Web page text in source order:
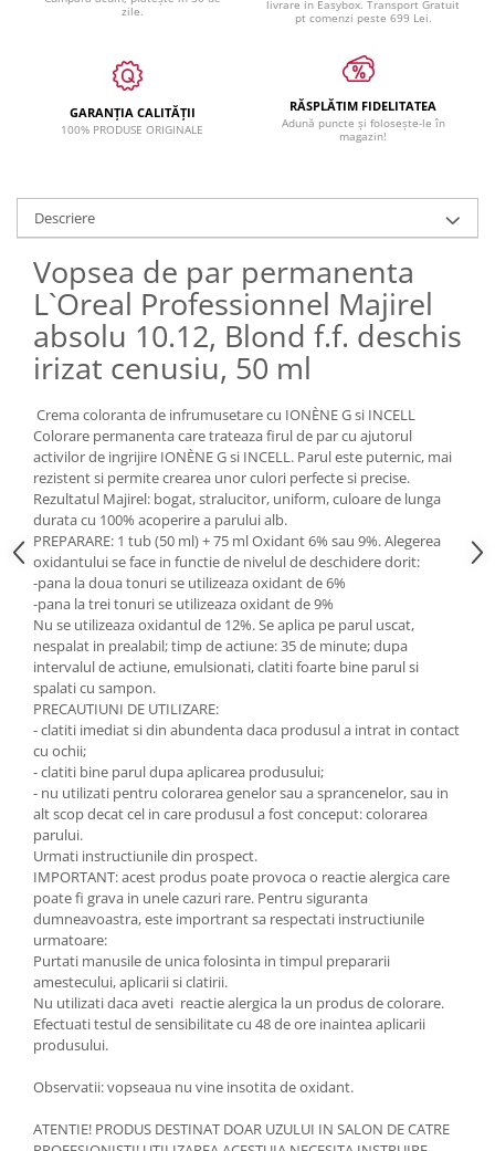
zile.
livrare in Easybox. Transport Gratuit
pt comenzi peste 699 Lei.
GARANȚIA CALITĂȚII
100% PRODUSE ORIGINALE
RĂSPLĂTIM FIDELITATEA
Adună puncte și folosește-le în
magazin!
Descriere
Vopsea de par permanenta
L`Oreal Professionnel Majirel
absolu 10.12, Blond f.f. deschis
irizat cenusiu, 50 ml
Crema coloranta de infrumusetare cu IONÈNE G si INCELL
Colorare permanenta care trateaza firul de par cu ajutorul
activilor de ingrijire IONÈNE G si INCELL. Parul este puternic, mai
rezistent si permite crearea unor culori perfecte si precise.
Rezultatul Majirel: bogat, stralucitor, uniform, culoare de lunga
durata cu 100% acoperire a parului alb.
PREPARARE: 1 tub (50 ml) + 75 ml Oxidant 6% sau 9%. Alegerea
oxidantului se face in functie de nivelul de deschidere dorit:
-pana la doua tonuri se utilizeaza oxidant de 6%
-pana la trei tonuri se utilizeaza oxidant de 9%
Nu se utilizeaza oxidantul de 12%. Se aplica pe parul uscat,
nespalat in prealabil; timp de actiune: 35 de minute; dupa
intervalul de actiune, emulsionati, clatiti foarte bine parul si
spalati cu sampon.
PRECAUTIUNI DE UTILIZARE:
- clatiti imediat si din abundenta daca produsul a intrat in contact
cu ochii;
- clatiti bine parul dupa aplicarea produsului;
- nu utilizati pentru colorarea genelor sau a sprancenelor, sau in
alt scop decat cel in care produsul a fost conceput: colorarea
parului.
Urmati instructiunile din prospect.
IMPORTANT: acest produs poate provoca o reactie alergica care
poate fi grava in unele cazuri rare. Pentru siguranta
dumneavoastra, este importrant sa respectati instructiunile
urmatoare:
Purtati manusile de unica folosinta in timpul prepararii
amestecului, aplicarii si clatirii.
Nu utilizati daca aveti reactie alergica la un produs de colorare.
Efectuati testul de sensibilitate cu 48 de ore inaintea aplicarii
produsului.
Observatii: vopseaua nu vine insotita de oxidant.
ATENTIE! PRODUS DESTINAT DOAR UZULUI IN SALON DE CATRE